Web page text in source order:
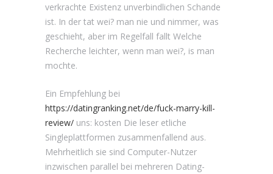
verkrachte Existenz unverbindlichen Schande
ist. In der tat wei? man nie und nimmer, was
geschieht, aber im Regelfall fallt Welche
Recherche leichter, wenn man wei?, is man
mochte.
Ein Empfehlung bei
https://datingranking.net/de/fuck-marry-kill-
review/ uns: kosten Die leser etliche
Singleplattformen zusammenfallend aus.
Mehrheitlich sie sind Computer-Nutzer
inzwischen parallel bei mehreren Dating-